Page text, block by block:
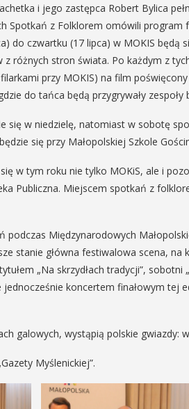
i jego zastępca Robert Bylica
Spotkań z Folklorem omówili program
do czwartku (17 lipca) w MOKIS będą
z różnych stron świata. Po każdym z
przy MOKIS) na film
do tańca będą przygrywały zespoły
się w niedzielę, natomiast w sobotę
się przy Małopolskiej Szkole
w tym roku nie tylko MOKiS, ale i
Publiczna. Miejscem spotkań z
podczas Międzynarodowych
stanie główna festiwalowa scena,
„Na skrzydłach tradycji”, sobotni
jednocześnie koncertem finałowym tej
galowych, wystąpią polskie gwiazdy:
Myślenickiej”.
życie”
14 czerwca na plaży
na myślenickim Zarabiu
się druga edycja wydarzenia
krew-Uratuj życie" łączące akcję
Organizatorami ...
POKAŻ SZCZEGÓŁY